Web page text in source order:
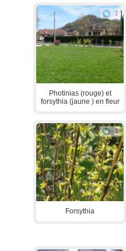
1
Photinias (rouge) et
forsythia (jaune ) en fleur
1
Forsythia